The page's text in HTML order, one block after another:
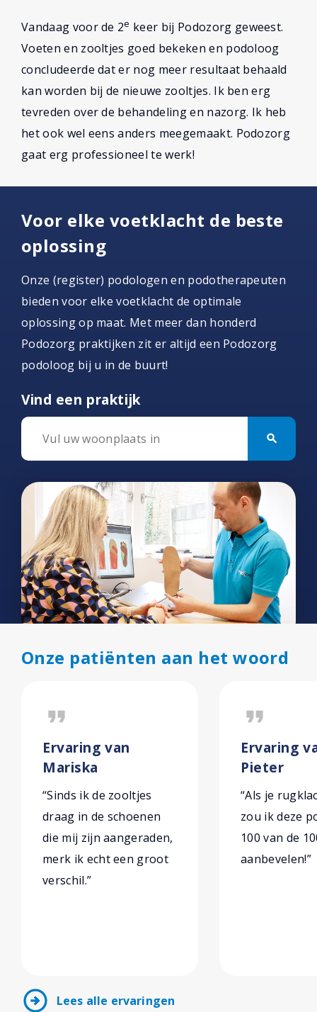
Vandaag voor de 2e keer bij Podozorg geweest.
Voeten en zooltjes goed bekeken en podoloog
concludeerde dat er nog meer resultaat behaald
kan worden bij de nieuwe zooltjes. Ik ben erg
tevreden over de behandeling en nazorg. Ik heb
het ook wel eens anders meegemaakt. Podozorg
gaat erg professioneel te werk!
Voor elke voetklacht de beste
oplossing
Onze (register) podologen en podotherapeuten
bieden voor elke voetklacht de optimale
oplossing op maat. Met meer dan honderd
Podozorg praktijken zit er altijd een Podozorg
podoloog bij u in de buurt!
Vind een praktijk
search
Onze patiënten aan het woord
format_quote
Ervaring van
Mariska
“Sinds ik de zooltjes
draag in de schoenen
die mij zijn aangeraden,
merk ik echt een groot
verschil.”
format_quote
Ervaring
Pieter
“Als je
zou ik deze
100 van de
aanbevelen!”
arrow_circle_right Lees alle ervaringen